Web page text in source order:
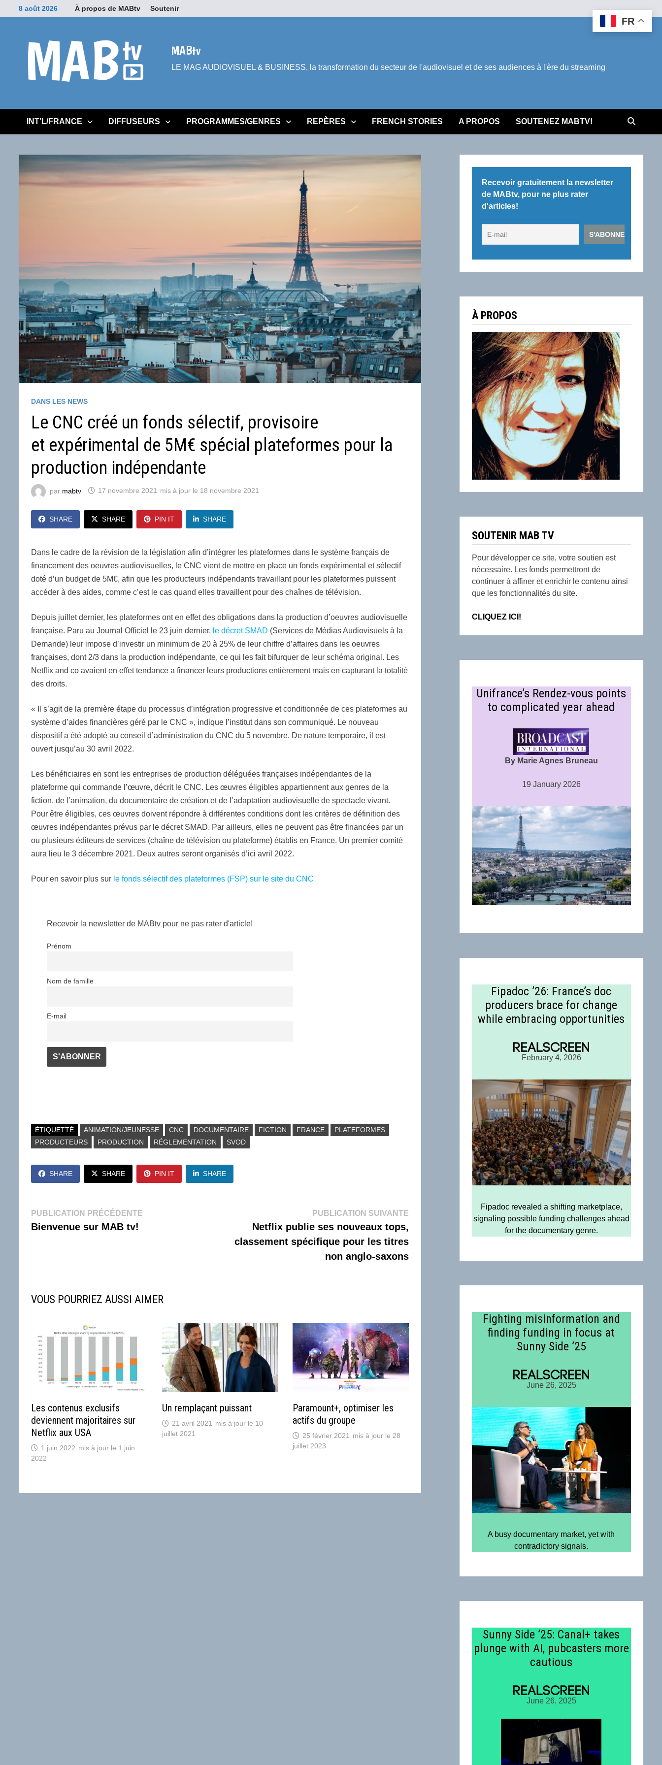
Passer
au
8 août 2026 À propos de MABtv Soutenir
MABtv
LE MAG AUDIOVISUEL & BUSINESS, la transformation du secteur de l'audiovisuel et de ses audiences à l'ère du streaming
INT’L/FRANCE DIFFUSEURS PROGRAMMES/GENRES REPÈRES FRENCH STORIES A PROPOS SOUTENEZ MABTV!
DANS LES NEWS
Le CNC créé un fonds sélectif, provisoire
et expérimental de 5M€ spécial plateformes pour la
production indépendante
par mabtv 17 novembre 2021 18 novembre 2021
SHARE SHARE PIN IT SHARE
Dans le cadre de la révision de la législation afin d’intégrer les plateformes dans le système français de
financement des oeuvres audiovisuelles, le CNC vient de mettre en place un fonds expérimental et sélectif
doté d’un budget de 5M€, afin que les producteurs indépendants travaillant pour les plateformes puissent
accéder à des aides, comme c’est le cas quand elles travaillent pour des chaînes de télévision.
Depuis juillet dernier, les plateformes ont en effet des obligations dans la production d’oeuvres audiovisuelle
française. Paru au Journal Officiel le 23 juin dernier, le décret SMAD (Services de Médias Audiovisuels à la
Demande) leur impose d’investir un minimum de 20 à 25% de leur chiffre d’affaires dans les oeuvres
françaises, dont 2/3 dans la production indépendante, ce qui les fait bifurquer de leur schéma original. Les
Netflix and co avaient en effet tendance a financer leurs productions entièrement mais en capturant la totalité
des droits.
« Il s’agit de la première étape du processus d’intégration progressive et conditionnée de ces plateformes au
système d’aides financières géré par le CNC », indique l’institut dans son communiqué. Le nouveau
dispositif a été adopté au conseil d’administration du CNC du 5 novembre. De nature temporaire, il est
ouvert jusqu’au 30 avril 2022.
Les bénéficiaires en sont les entreprises de production déléguées françaises indépendantes de la
plateforme qui commande l’œuvre, décrit le CNC. Les œuvres éligibles appartiennent aux genres de la
fiction, de l’animation, du documentaire de création et de l’adaptation audiovisuelle de spectacle vivant.
Pour être éligibles, ces œuvres doivent répondre à différentes conditions dont les critères de définition des
œuvres indépendantes prévus par le décret SMAD. Par ailleurs, elles ne peuvent pas être financées par un
ou plusieurs éditeurs de services (chaîne de télévision ou plateforme) établis en France. Un premier comité
aura lieu le 3 décembre 2021. Deux autres seront organisés d’ici avril 2022.
Pour en savoir plus sur le fonds sélectif des plateformes (FSP) sur le site du CNC
Recevoir la newsletter de MABtv pour ne pas rater d'article!
Prénom
Nom de famille
E-mail
ÉTIQUETTÉ ANIMATION/JEUNESSE CNC DOCUMENTAIRE FICTION FRANCE
PLATEFORMES
PRODUCTEURS
PRODUCTION RÉGLEMENTATION SVOD
SHARE SHARE PIN IT SHARE
Navigation
de
PUBLICATION PRÉCÉDENTE
Bienvenue sur MAB tv!
PUBLICATION SUIVANTEPublication
Netflix publie ses nouveaux tops,
classement spécifique pour les titres
non anglo-saxons
VOUS POURRIEZ AUSSI AIMER
Les contenus exclusifs
deviennent majoritaires sur
Netflix aux USA
1 juin 2022
1 juin
2022
Un remplaçant puissant
21 avril 2021
10
juillet 2021
Paramount+, optimiser les
actifs du groupe
25 février 2021
28
juillet 2023
Recevoir gratuitement la newsletter
de MABtv, pour ne plus rater
d'articles!
À PROPOS
SOUTENIR MAB TV
Pour développer ce site, votre soutien est
nécessaire. Les fonds permettront de
continuer à affiner et enrichir le contenu ainsi
que les fonctionnalités du site.
CLIQUEZ ICI!
Unifrance’s Rendez-vous points
to complicated year ahead
By Marie Agnes Bruneau
19 January 2026
Fipadoc ’26: France’s doc
producers brace for change
while embracing opportunities
February 4, 2026
Fipadoc revealed a shifting marketplace,
signaling possible funding challenges ahead
for the documentary genre.
Fighting misinformation and
finding funding in focus at
Sunny Side ’25
June 26, 2025
A busy documentary market, yet with
contradictory signals.
Sunny Side ’25: Canal+ takes
plunge with AI, pubcasters more
cautious
June 26, 2025
FR